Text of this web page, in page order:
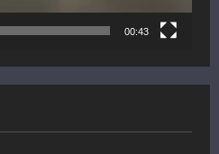
00:43